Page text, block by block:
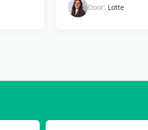
Door: Lotte